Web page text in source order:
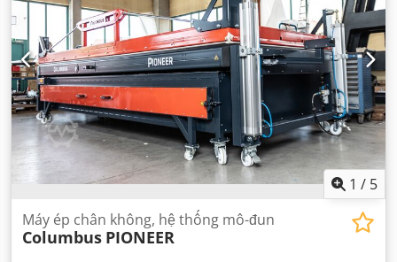
1 / 5
Máy ép chân không, hệ thống mô-đun
Columbus PIONEER